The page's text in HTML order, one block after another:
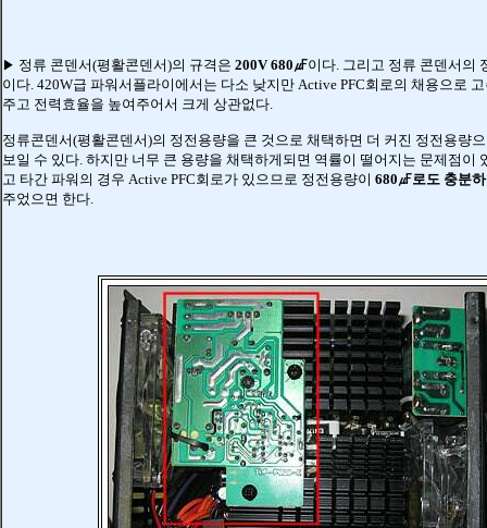
▶ 정류 콘덴서(평활콘덴서)의 규격은 200V 680㎌이다. 그리고 정류 콘덴서의
이다. 420W급 파워서플라이에서는 다소 낮지만 Active PFC회로의 채용으로
주고 전력효율을 높여주어서 크게 상관없다.
정류콘덴서(평활콘덴서)의 정전용량을 큰 것으로 채택하면 더 커진 정전용량
보일 수 있다. 하지만 너무 큰 용량을 채택하게되면 역률이 떨어지는 문제점이
고 타간 파워의 경우 Active PFC회로가 있으므로 정전용량이 680㎌로도 충분
주었으면 한다.